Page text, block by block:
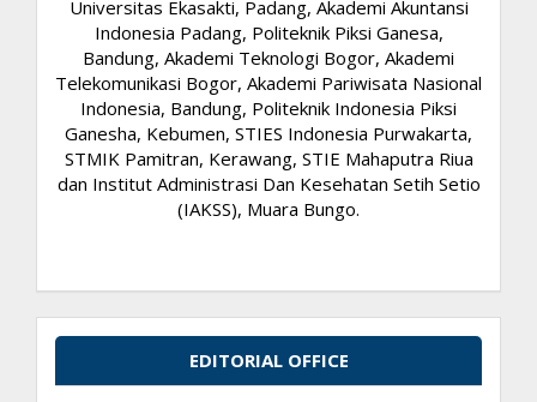
Universitas Ekasakti, Padang, Akademi Akuntansi
Indonesia Padang, Politeknik Piksi Ganesa,
Bandung, Akademi Teknologi Bogor, Akademi
Telekomunikasi Bogor, Akademi Pariwisata Nasional
Indonesia, Bandung, Politeknik Indonesia Piksi
Ganesha, Kebumen, STIES Indonesia Purwakarta,
STMIK Pamitran, Kerawang, STIE Mahaputra Riua
dan Institut Administrasi Dan Kesehatan Setih Setio
(IAKSS), Muara Bungo.
EDITORIAL OFFICE